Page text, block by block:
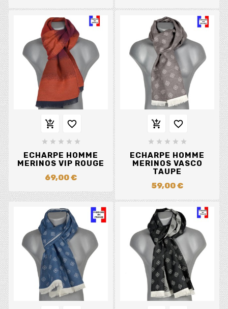
 
    
ECHARPE HOMME
MERINOS VIP ROUGE
69,00 €
 
    
ECHARPE HOMME
MERINOS VASCO
TAUPE
59,00 €